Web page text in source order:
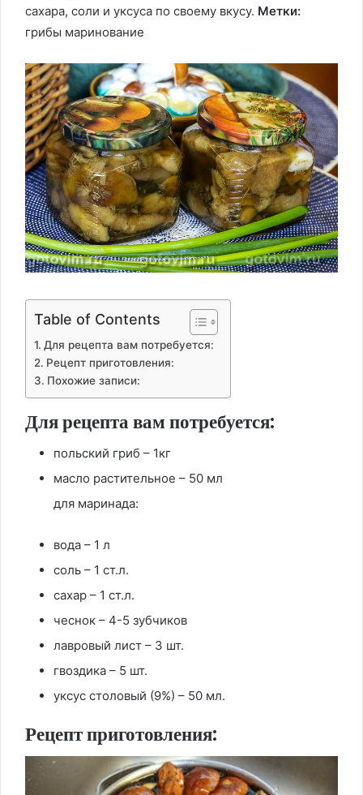
сахара, соли и уксуса по своему вкусу. Метки:
грибы маринование
Table of Contents
Для рецепта вам потребуется:
Рецепт приготовления:
Похожие записи:
Для рецепта вам потребуется:
польский гриб – 1кг
масло растительное – 50 мл
для маринада:
вода – 1 л
соль – 1 ст.л.
сахар – 1 ст.л.
чеснок – 4-5 зубчиков
лавровый лист – 3 шт.
гвоздика – 5 шт.
уксус столовый (9%) – 50 мл.
Рецепт приготовления: